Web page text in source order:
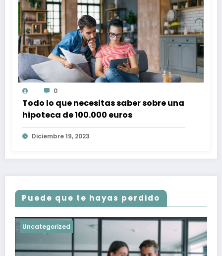
0
Todo lo que necesitas saber sobre una
hipoteca de 100.000 euros
Diciembre 19, 2023
Puede que te hayas perdido
Uncategorized